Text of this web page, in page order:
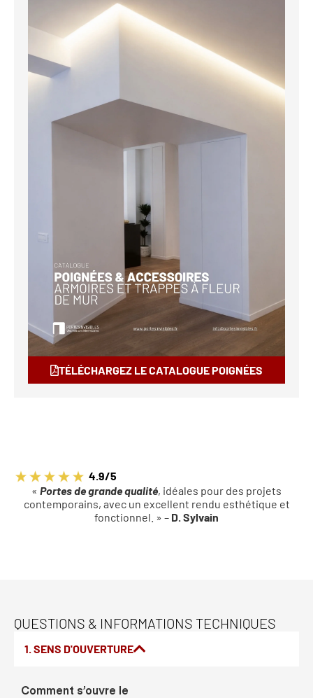
TÉLÉCHARGEZ LE CATALOGUE POIGNÉES
4.9/5
« Portes de grande qualité, idéales pour des projets
contemporains, avec un excellent rendu esthétique et
fonctionnel. » – D. Sylvain
QUESTIONS & INFORMATIONS TECHNIQUES
1. SENS D'OUVERTURE
Comment s’ouvre le